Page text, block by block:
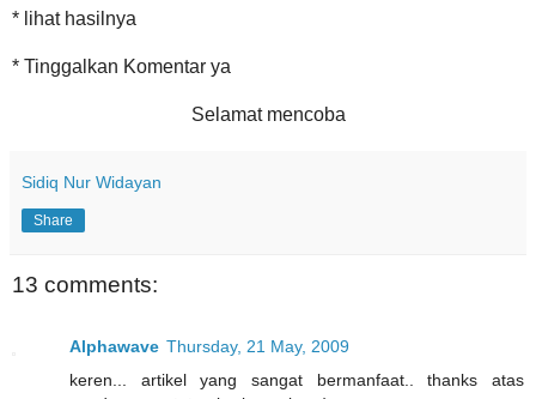
* lihat hasilnya
* Tinggalkan Komentar ya
Selamat mencoba
Sidiq Nur Widayan
Share
13 comments:
Alphawave Thursday, 21 May, 2009
keren... artikel yang sangat bermanfaat.. thanks atas